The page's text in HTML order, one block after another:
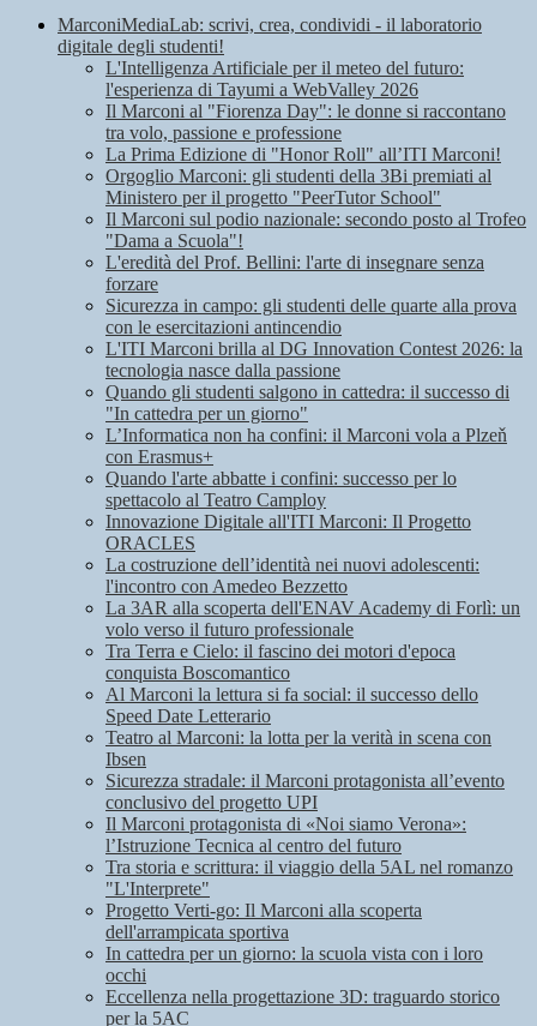
MarconiMediaLab: scrivi, crea, condividi - il laboratorio
digitale degli studenti!
L'Intelligenza Artificiale per il meteo del futuro:
l'esperienza di Tayumi a WebValley 2026
Il Marconi al "Fiorenza Day": le donne si raccontano
tra volo, passione e professione
La Prima Edizione di "Honor Roll" all’ITI Marconi!
Orgoglio Marconi: gli studenti della 3Bi premiati al
Ministero per il progetto "PeerTutor School"
Il Marconi sul podio nazionale: secondo posto al Trofeo
"Dama a Scuola"!
L'eredità del Prof. Bellini: l'arte di insegnare senza
forzare
Sicurezza in campo: gli studenti delle quarte alla prova
con le esercitazioni antincendio
L'ITI Marconi brilla al DG Innovation Contest 2026: la
tecnologia nasce dalla passione
Quando gli studenti salgono in cattedra: il successo di
"In cattedra per un giorno"
L’Informatica non ha confini: il Marconi vola a Plzeň
con Erasmus+
Quando l'arte abbatte i confini: successo per lo
spettacolo al Teatro Camploy
Innovazione Digitale all'ITI Marconi: Il Progetto
ORACLES
La costruzione dell’identità nei nuovi adolescenti:
l'incontro con Amedeo Bezzetto
La 3AR alla scoperta dell'ENAV Academy di Forlì: un
volo verso il futuro professionale
Tra Terra e Cielo: il fascino dei motori d'epoca
conquista Boscomantico
Al Marconi la lettura si fa social: il successo dello
Speed Date Letterario
Teatro al Marconi: la lotta per la verità in scena con
Ibsen
Sicurezza stradale: il Marconi protagonista all’evento
conclusivo del progetto UPI
Il Marconi protagonista di «Noi siamo Verona»:
l’Istruzione Tecnica al centro del futuro
Tra storia e scrittura: il viaggio della 5AL nel romanzo
"L'Interprete"
Progetto Verti-go: Il Marconi alla scoperta
dell'arrampicata sportiva
In cattedra per un giorno: la scuola vista con i loro
occhi
Eccellenza nella progettazione 3D: traguardo storico
per la 5AC